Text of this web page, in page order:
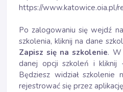
https://www.katowice.oia.pl/
Po zalogowaniu się wejdź
szkolenia, kliknij na dane
Zapisz się na szkolenie. W
danej opcji szkoleń i kliknij
Będziesz widział
rejestrować się przez